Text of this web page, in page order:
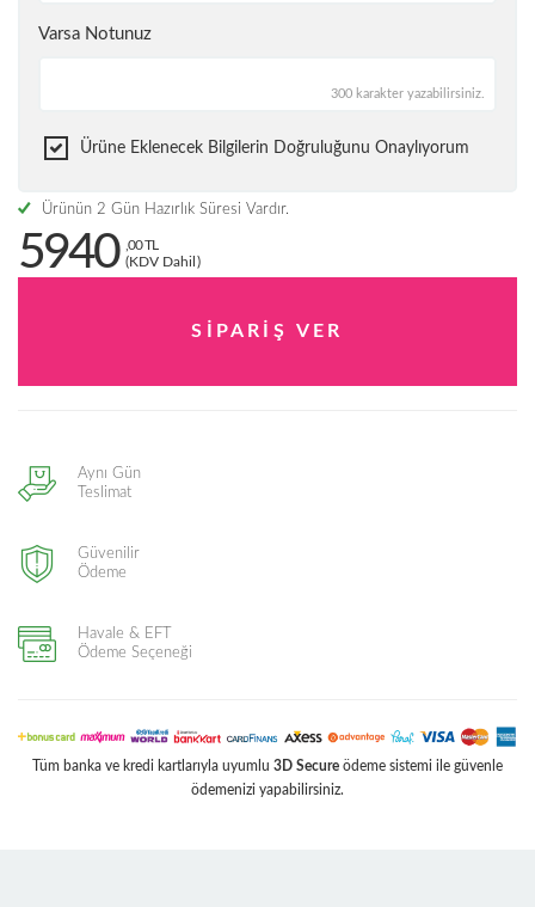
Varsa Notunuz
300 karakter yazabilirsiniz.
Ürüne Eklenecek Bilgilerin Doğruluğunu Onaylıyorum
Ürünün 2 Gün Hazırlık Süresi Vardır.
5940
,00 TL
(KDV Dahil)
Aynı Gün
Teslimat
Güvenilir
Ödeme
Havale & EFT
Ödeme Seçeneği
Tüm banka ve kredi kartlarıyla uyumlu 3D Secure ödeme sistemi ile güvenle
ödemenizi yapabilirsiniz.